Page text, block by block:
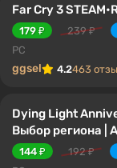
Far Cry 3
179 ₽ 239 ₽
PC
ggsel 4.2463
Dying Light
Выбор региона |
144 ₽ 192 ₽